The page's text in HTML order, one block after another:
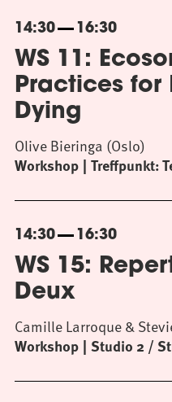
14:30 16:30
WS 11:
Practices for
Dying
Workshop Treffpunkt:
Olive Bieringa (Oslo)
14:30 16:30
WS 15:
Deux
Workshop Studio 2 /
Camille Larroque &